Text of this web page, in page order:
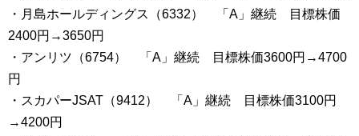
・月島ホールディングス（6332） 「A」継続 目標株価
2400円→3650円
・アンリツ（6754） 「A」継続 目標株価3600円→4700
円
・スカパーJSAT（9412） 「A」継続 目標株価3100円
→4200円